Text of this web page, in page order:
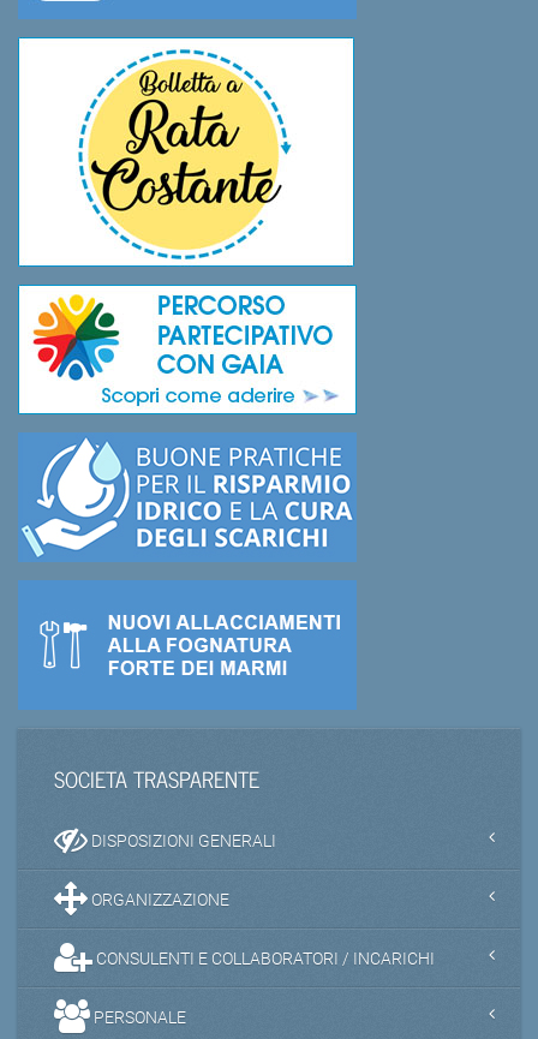
SOCIETA TRASPARENTE
DISPOSIZIONI GENERALI
ORGANIZZAZIONE
CONSULENTI E COLLABORATORI / INCARICHI
PERSONALE